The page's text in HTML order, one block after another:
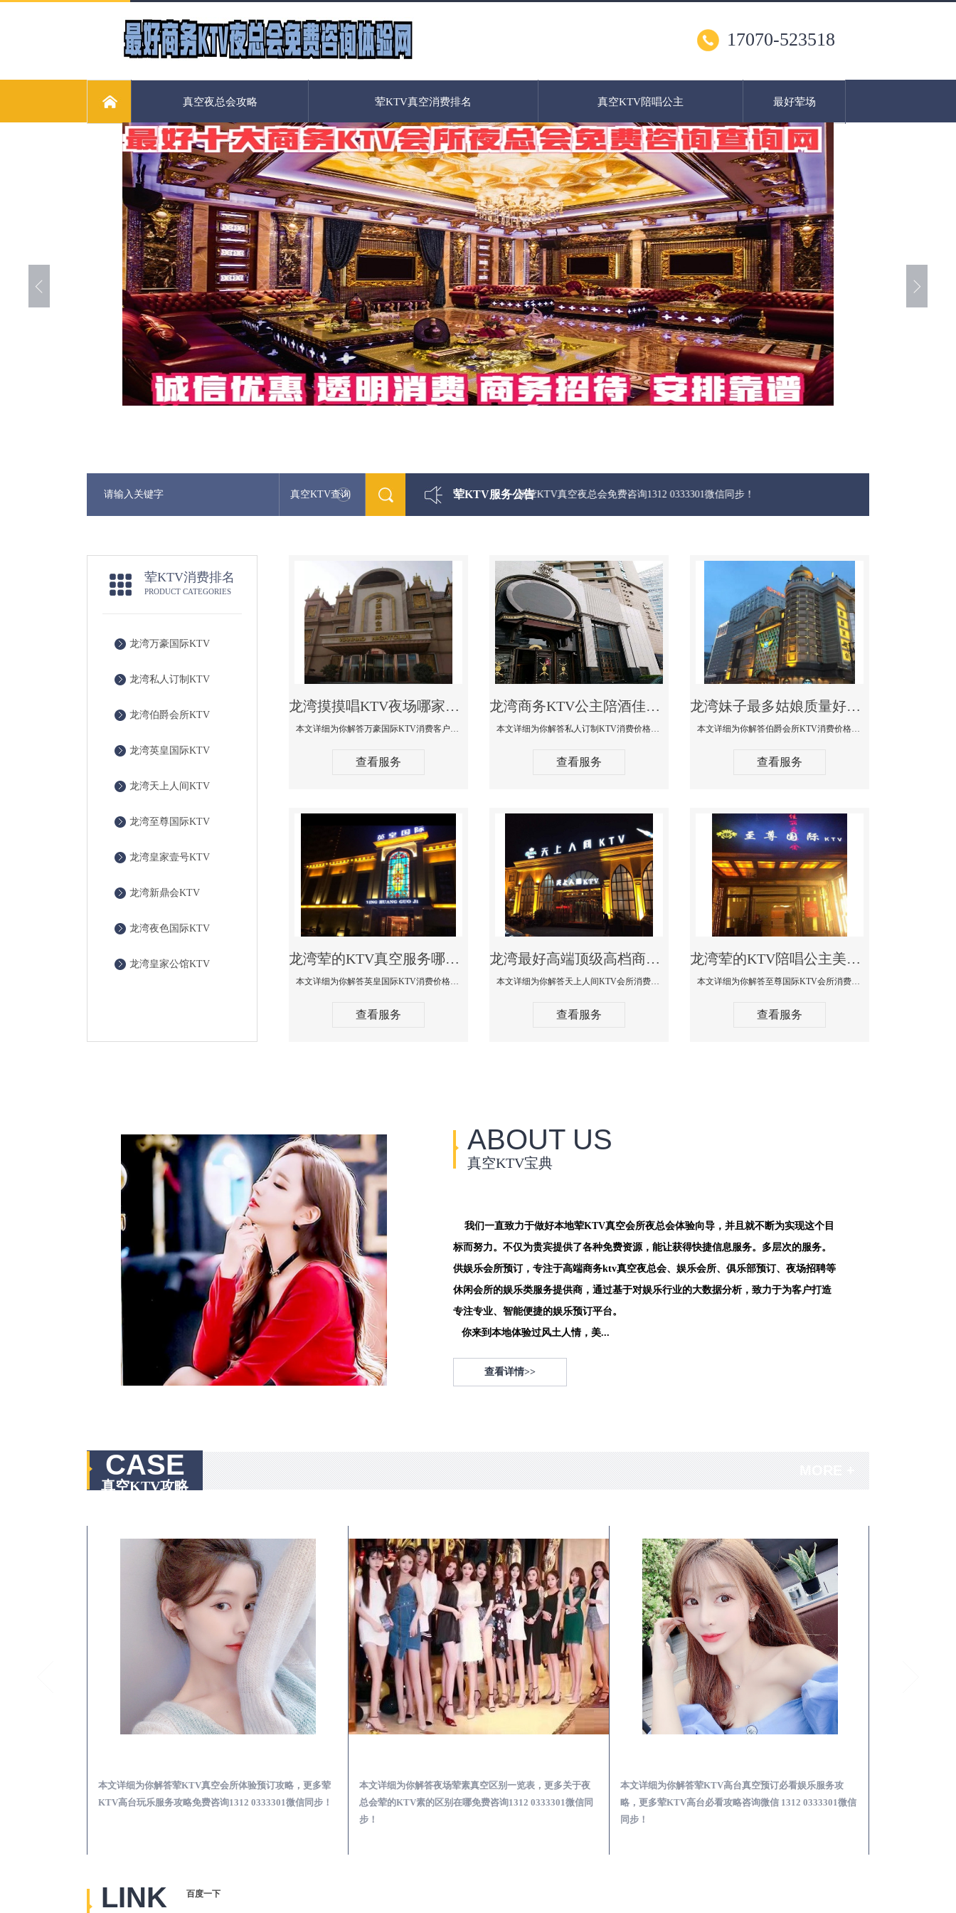
17070-523518
真空夜总会攻略 荤KTV真空消费排名 真空KTV陪唱公主 最好荤场
真空KTV查询 荤KTV服务公告
最新荤KTV真空夜总会免费咨询1312 0333301微信同步！
荤KTV消费排名
PRODUCT CATEGORIES
龙湾万豪国际KTV
龙湾私人订制KTV
龙湾伯爵会所KTV
龙湾英皇国际KTV
龙湾天上人间KTV
龙湾至尊国际KTV
龙湾皇家壹号KTV
龙湾新鼎会KTV
龙湾夜色国际KTV
龙湾皇家公馆KTV
龙湾摸摸唱KTV夜场哪家好玩开放-万豪国际KTV消费客户点评
本文详细为你解答万豪国际KTV消费客户点评，更多关于摸摸唱KTV夜场哪家好玩开放咨询1312 0333301微信同步！
查看服务
龙湾商务KTV公主陪酒佳丽漂亮哪家多-私人订制KTV消费价格口碑点评
本文详细为你解答私人订制KTV消费价格口碑点评，更多关于商务KTV公主陪酒佳丽漂亮哪家多免费咨询1312 0333301微信同步！
查看服务
龙湾妹子最多姑娘质量好的真空夜总会KTV-伯爵会所KTV消费点评
本文详细为你解答伯爵会所KTV消费价格点评，更多关于妹子最多姑娘质量好的真空夜总会KTV免费咨询1312 0333301微信同步！
查看服务
龙湾荤的KTV真空服务哪家好-英皇国际KTV消费价格口碑点评
本文详细为你解答英皇国际KTV消费价格点评，更多关于荤的KTV真空服务哪家好免费咨询1312 0333301微信同步！
查看服务
龙湾最好高端顶级高档商务KTV夜总会-天上人间KTV消费点评
本文详细为你解答天上人间KTV会所消费价格点评，更多关于最好高端顶级高档商务KTV夜总会免费咨询1312 0333301微信同步！
查看服务
龙湾荤的KTV陪唱公主美女哪家最多-至尊国际KTV会所消费价格
本文详细为你解答至尊国际KTV会所消费价格点评，更多关于荤的KTV陪唱公主美女哪家最多免费咨询1312 0333301微信同步！
查看服务
ABOUT US
真空KTV宝典
我们一直致力于做好本地荤KTV真空会所夜总会体验向导，并且就不断为实现这个目
标而努力。不仅为贵宾提供了各种免费资源，能让获得快捷信息服务。多层次的服务。
供娱乐会所预订，专注于高端商务ktv真空夜总会、娱乐会所、俱乐部预订、夜场招聘等
休闲会所的娱乐类服务提供商，通过基于对娱乐行业的大数据分析，致力于为客户打造
专注专业、智能便捷的娱乐预订平台。
你来到本地体验过风土人情，美...
查看详情>>
CASE
真空KTV攻略
本文详细为你解答荤KTV真空会所体验预订攻略，更多荤
KTV高台玩乐服务攻略免费咨询1312 0333301微信同步！
本文详细为你解答夜场荤素真空区别一览表，更多关于夜
总会荤的KTV素的区别在哪免费咨询1312 0333301微信同
步！
本文详细为你解答荤KTV高台真空预订必看娱乐服务攻
略，更多荤KTV高台必看攻略咨询微信 1312 0333301微信
同步！
LINK 百度一下